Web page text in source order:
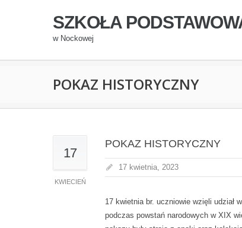
SZKOŁA
w Nockowej
POKAZ HISTORYCZNY
17
KWIECIEŃ
POKAZ HISTORYCZNY
17 kwietnia, 2023
17 kwietnia br. uczniowie wzięli udział
podczas powstań narodowych w XIX